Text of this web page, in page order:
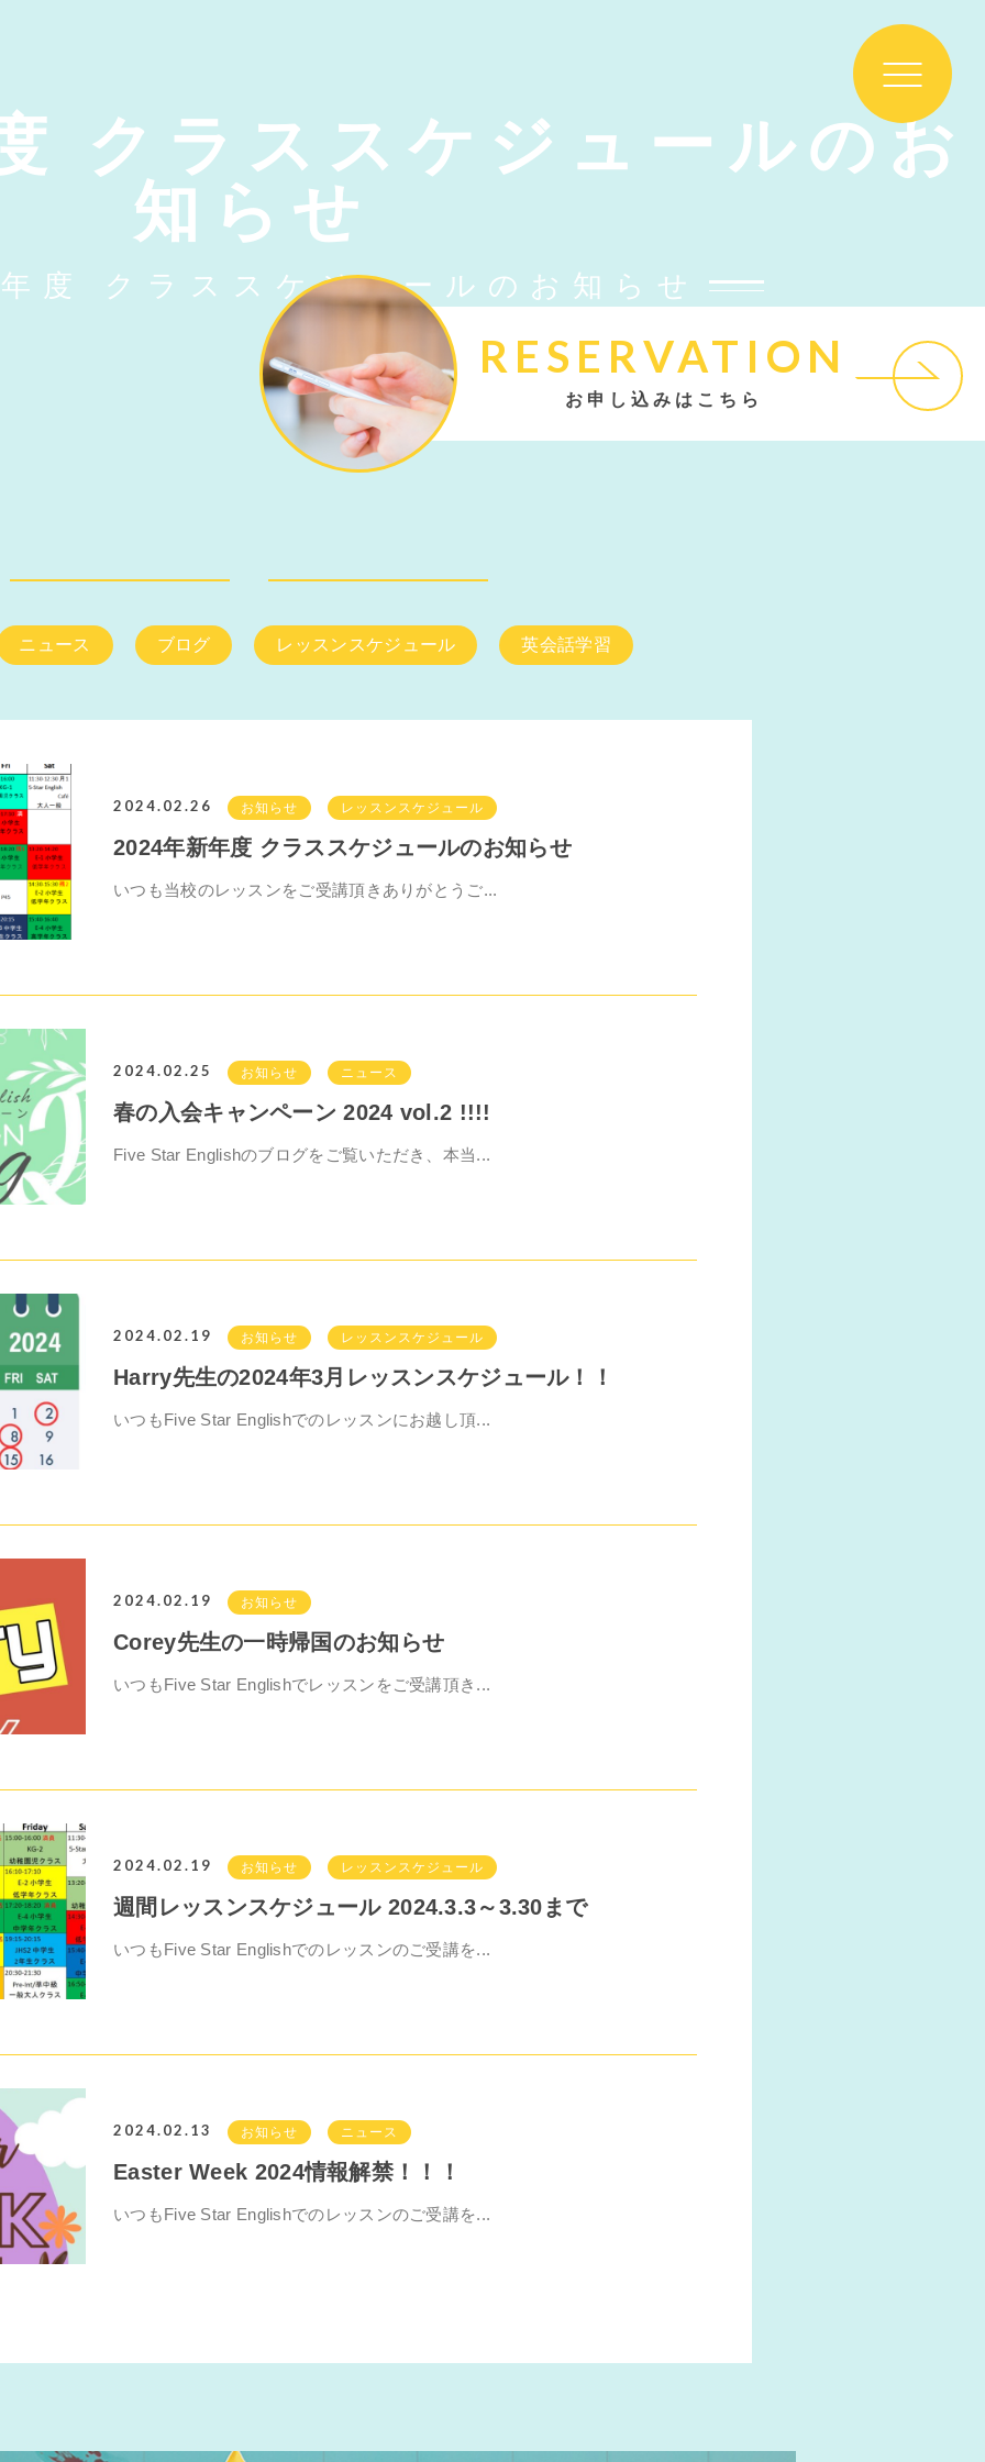
クラススケジュールのお
知らせ
度 クラススケジュールのお知らせ
RESERVATION
お申し込みはこちら
ニュース ブログ レッスンスケジュール 英会話学習
2024.02.26 お知らせ レッスンスケジュール
2024年新年度 クラススケジュールのお知らせ
いつも当校のレッスンをご受講頂きありがとうご...
2024.02.25 お知らせ ニュース
春の入会キャンペーン 2024 vol.2 !!!!
Five Star Englishのブログをご覧いただき、本当...
2024.02.19 お知らせ レッスンスケジュール
Harry先生の2024年3月レッスンスケジュール！！
いつもFive Star Englishでのレッスンにお越し頂...
2024.02.19 お知らせ
Corey先生の一時帰国のお知らせ
いつもFive Star Englishでレッスンをご受講頂き...
2024.02.19 お知らせ レッスンスケジュール
週間レッスンスケジュール 2024.3.3～3.30まで
いつもFive Star Englishでのレッスンのご受講を...
2024.02.13 お知らせ ニュース
Easter Week 2024情報解禁！！！
いつもFive Star Englishでのレッスンのご受講を...